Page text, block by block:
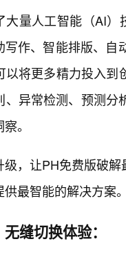
大量人工智能（AI）
作、智能排版、
以将更多精力投入
、异常检测、预测
。
级，让PH免费版破
最智能的解决方案
缝切换体验：